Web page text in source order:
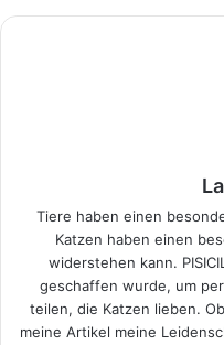
Tiere haben einen
Katzen haben einen
widerstehen kann.
geschaffen wurde, um
teilen, die Katzen lieben.
meine Artikel meine